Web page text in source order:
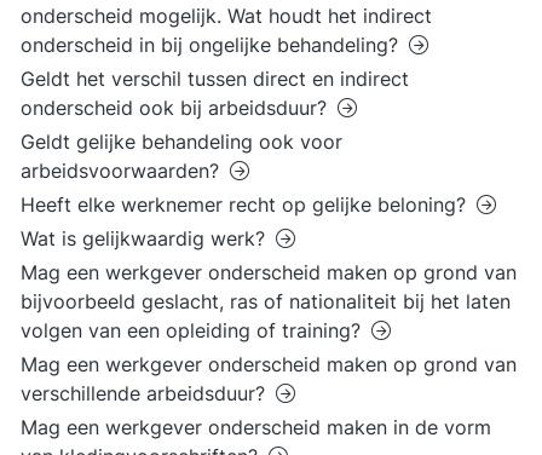
onderscheid mogelijk. Wat houdt het indirect
onderscheid in bij ongelijke behandeling?
Geldt het verschil tussen direct en indirect
onderscheid ook bij arbeidsduur?
Geldt gelijke behandeling ook voor
arbeidsvoorwaarden?
Heeft elke werknemer recht op gelijke beloning?
Wat is gelijkwaardig werk?
Mag een werkgever onderscheid maken op grond van
bijvoorbeeld geslacht, ras of nationaliteit bij het laten
volgen van een opleiding of training?
Mag een werkgever onderscheid maken op grond van
verschillende arbeidsduur?
Mag een werkgever onderscheid maken in de vorm